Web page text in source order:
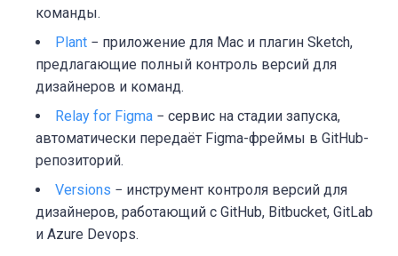
команды.
Plant − приложение для Mac и плагин Sketch,
предлагающие полный контроль версий для
дизайнеров и команд.
Relay for Figma − сервис на стадии запуска,
автоматически передаёт Figma-фреймы в GitHub-
репозиторий.
Versions − инструмент контроля версий для
дизайнеров, работающий с GitHub, Bitbucket, GitLab
и Azure Devops.